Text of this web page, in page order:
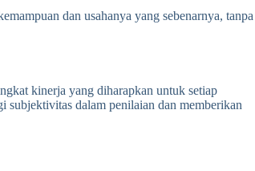
dan usahanya yang sebenarnya, tanpa
kinerja yang diharapkan untuk setiap
subjektivitas dalam penilaian dan memberikan